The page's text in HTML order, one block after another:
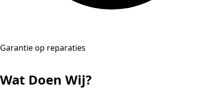
Garantie op reparaties
Wat Doen Wij?